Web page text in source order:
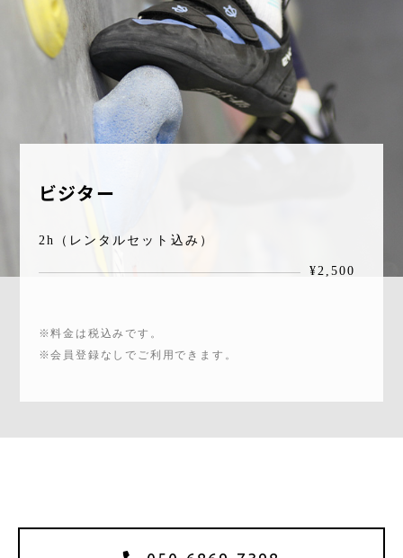
ビジター
2h（レンタルセット込み）
¥2,500
※料金は税込みです。
※会員登録なしでご利用できます。